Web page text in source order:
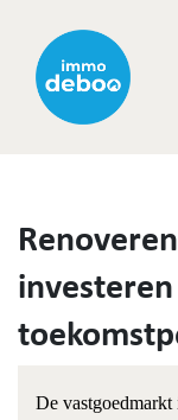
De